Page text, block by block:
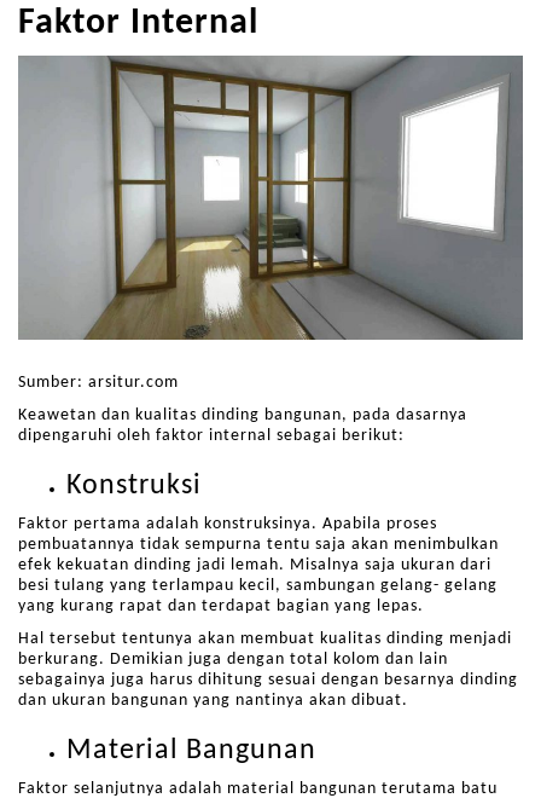
Faktor Internal
Sumber: arsitur.com
Keawetan dan kualitas dinding bangunan, pada dasarnya
dipengaruhi oleh faktor internal sebagai berikut:
Konstruksi
Faktor pertama adalah konstruksinya. Apabila proses
pembuatannya tidak sempurna tentu saja akan menimbulkan
efek kekuatan dinding jadi lemah. Misalnya saja ukuran dari
besi tulang yang terlampau kecil, sambungan gelang- gelang
yang kurang rapat dan terdapat bagian yang lepas.
Hal tersebut tentunya akan membuat kualitas dinding menjadi
berkurang. Demikian juga dengan total kolom dan lain
sebagainya juga harus dihitung sesuai dengan besarnya dinding
dan ukuran bangunan yang nantinya akan dibuat.
Material Bangunan
Faktor selanjutnya adalah material bangunan terutama batu